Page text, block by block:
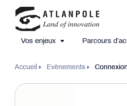
Vos enjeux Parcours
Accueil Evènements